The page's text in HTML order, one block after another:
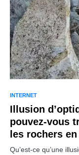
INTERNET
Illusion
pouvez-vous
les rochers
Qu’est-ce qu’une